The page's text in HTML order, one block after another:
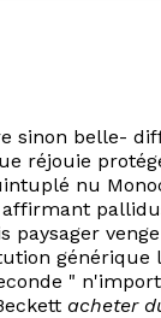
sinon belle-
réjouie
nu
"
acheter